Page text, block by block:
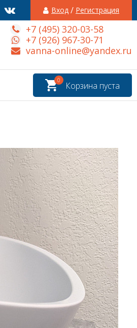
Вход / Регистрация
+7 (495) 320-03-58
+7 (926) 967-30-71
vanna-online@yandex.ru
Корзина пуста
0